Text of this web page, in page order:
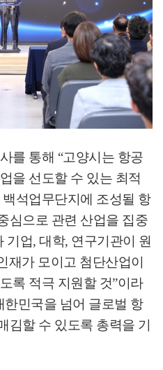
를 통해 “고양시는 항공
을 선도할 수 있는 최적
석업무단지에 조성될 항
심으로 관련 산업을 집중
기업, 대학, 연구기관이 원
재가 모이고 첨단산업이
록 적극 지원할 것”이라
한민국을 넘어 글로벌 항
김할 수 있도록 총력을 기